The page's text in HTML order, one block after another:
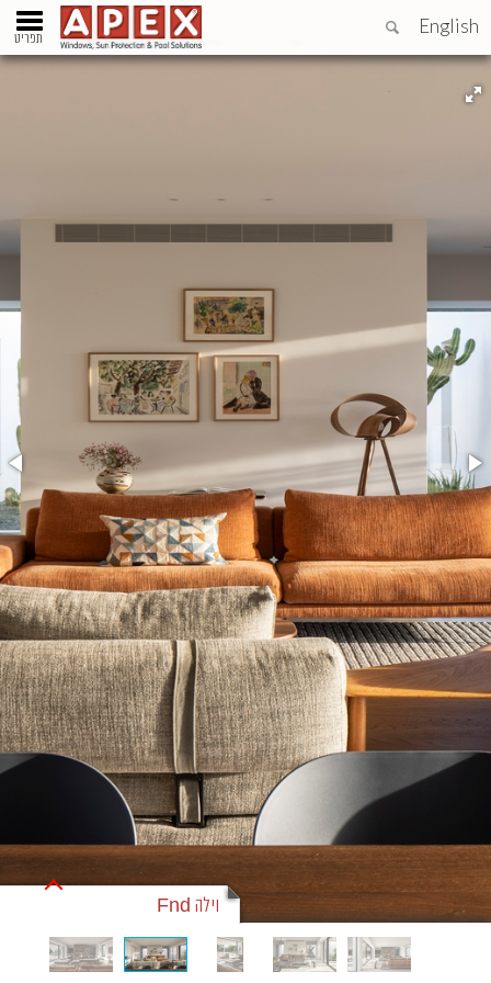
English
תפריט
וילה Fnd